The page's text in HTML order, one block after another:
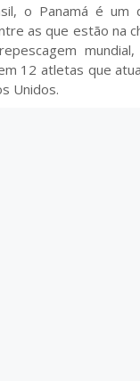
o Panamá é
as que estão na
12 atletas que
Unidos.